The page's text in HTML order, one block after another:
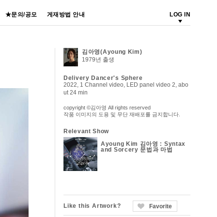
★문의/공모 게재방법 안내 LOG IN
김아영(Ayoung Kim)
1979년 출생
Delivery Dancer's Sphere
2022, 1 Channel video, LED panel video 2, abo
ut 24 min
copyright ©김아영 All rights reserved
작품 이미지의 도용 및 무단 재배포를 금지합니다.
Relevant Show
Ayoung Kim 김아영 : Syntax
and Sorcery 문법과 마법
Like this Artwork? Favorite